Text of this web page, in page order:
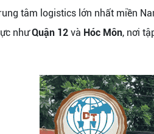
tâm logistics lớn nhất miền
nhưQuận 12 và Hóc Môn, nơi